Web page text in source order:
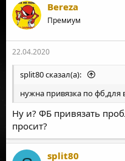
Bereza
Премиум
22.04.2020
split80 сказал(а):
нужна привязка по фб,для
Ну и? ФБ привязать
просит?
split80